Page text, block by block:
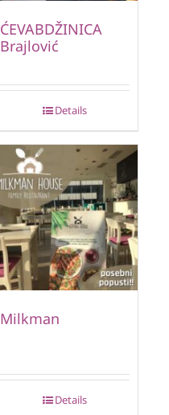
ĆEVABDŽINICA
Brajlović
Details
Milkman
Details